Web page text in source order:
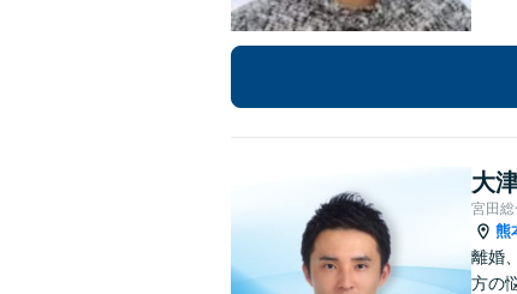
大
宮田
熊
離婚
方の